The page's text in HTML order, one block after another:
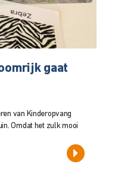
gaat
van Kinderopvang
Omdat het zulk mooi